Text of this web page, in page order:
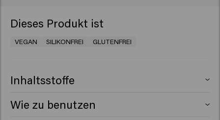
Dieses Produkt ist
VEGAN SILIKONFREI GLUTENFREI
Inhaltsstoffe
Coconut Oil Glycereth-8 Esters, Propylene Glycol,
Wie zu benutzen